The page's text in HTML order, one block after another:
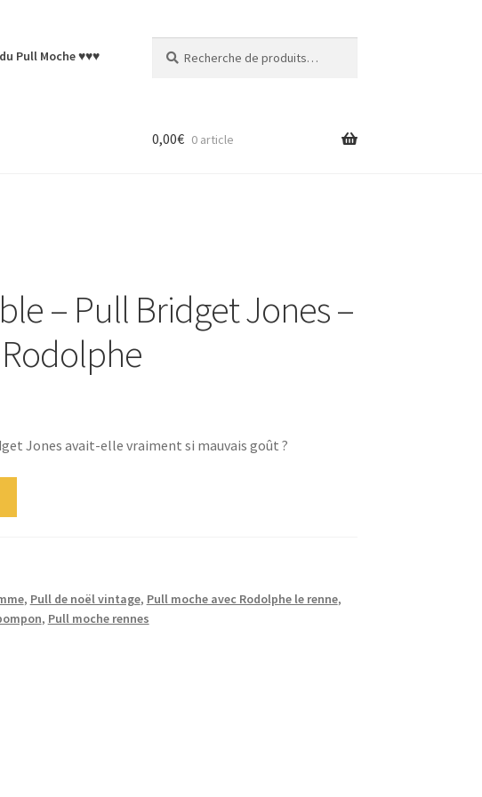
Pull Moche ♥♥♥
pour :
0,00€ 0 article
– Pull Bridget Jones –
Jones avait-elle vraiment si mauvais goût ?
, Pull de noël vintage, Pull moche avec Rodolphe le renne,
, Pull moche rennes